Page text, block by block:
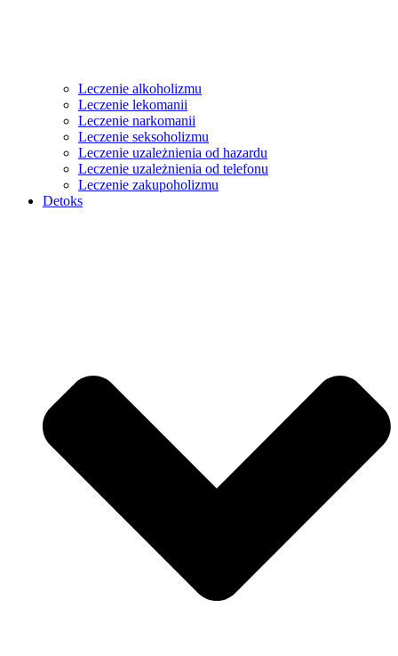
Leczenie alkoholizmu
Leczenie lekomanii
Leczenie narkomanii
Leczenie seksoholizmu
Leczenie uzależnienia od hazardu
Leczenie uzależnienia od telefonu
Leczenie zakupoholizmu
Detoks